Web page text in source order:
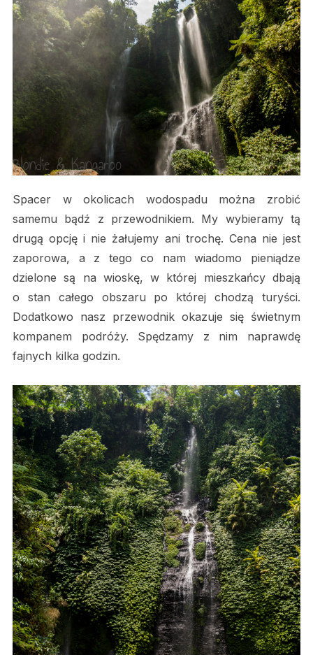
Spacer w okolicach wodospadu można zrobić
samemu bądź z przewodnikiem. My wybieramy tą
drugą opcję i nie żałujemy ani trochę. Cena nie jest
zaporowa, a z tego co nam wiadomo pieniądze
dzielone są na wioskę, w której mieszkańcy dbają
o stan całego obszaru po której chodzą turyści.
Dodatkowo nasz przewodnik okazuje się świetnym
kompanem podróży. Spędzamy z nim naprawdę
fajnych kilka godzin.